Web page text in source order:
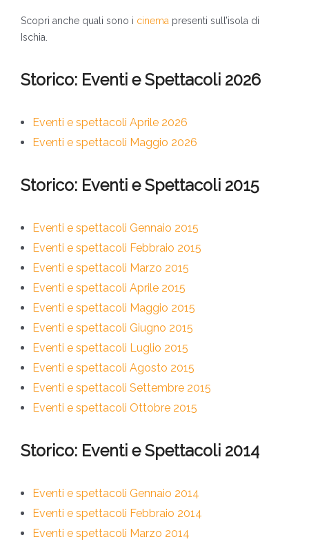
Scopri anche quali sono i cinema presenti sull’isola di
Ischia.
Storico: Eventi e Spettacoli 2026
Eventi e spettacoli Aprile 2026
Eventi e spettacoli Maggio 2026
Storico: Eventi e Spettacoli 2015
Eventi e spettacoli Gennaio 2015
Eventi e spettacoli Febbraio 2015
Eventi e spettacoli Marzo 2015
Eventi e spettacoli Aprile 2015
Eventi e spettacoli Maggio 2015
Eventi e spettacoli Giugno 2015
Eventi e spettacoli Luglio 2015
Eventi e spettacoli Agosto 2015
Eventi e spettacoli Settembre 2015
Eventi e spettacoli Ottobre 2015
Storico: Eventi e Spettacoli 2014
Eventi e spettacoli Gennaio 2014
Eventi e spettacoli Febbraio 2014
Eventi e spettacoli Marzo 2014